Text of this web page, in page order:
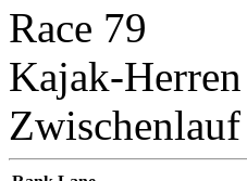
OFFICIAL
Race 79
Kajak-Herren